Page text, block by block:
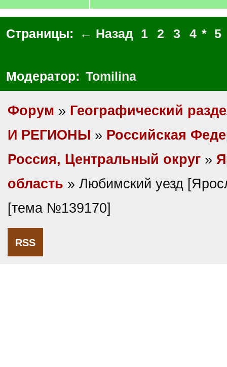
Страницы: ← Назад 1 2 3 4 * 5
Модератор: Tomilina
Форум » Географический
И РЕГИОНЫ » Российская
Россия, Центральный округ »
область » Любимский уезд
[тема №139170]
RSS